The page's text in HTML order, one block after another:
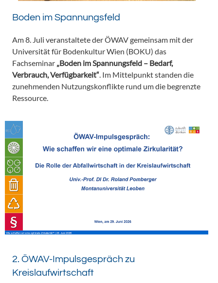
Boden im Spannungsfeld
Am 8. Juli veranstaltete der ÖWAV gemeinsam mit der
Universität für Bodenkultur Wien (BOKU) das
Fachseminar „Boden im Spannungsfeld – Bedarf,
Verbrauch, Verfügbarkeit“ . Im Mittelpunkt standen die
zunehmenden Nutzungskonflikte rund um die begrenzte
Ressource.
2. ÖWAV-Impulsgespräch zu
Kreislaufwirtschaft